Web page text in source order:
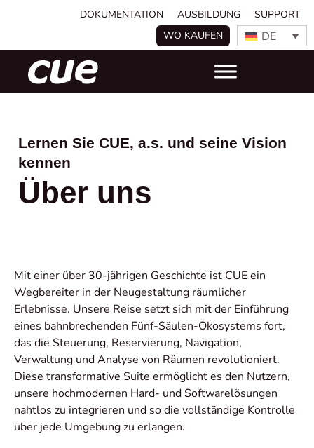
DOKUMENTATION AUSBILDUNG
SUPPORT
WO KAUFEN
DE
Lernen Sie CUE, a.s. und seine Vision
kennen
Über uns
Mit einer über 30-jährigen Geschichte ist CUE ein
Wegbereiter in der Neugestaltung räumlicher
Erlebnisse. Unsere Reise setzt sich mit der Einführung
eines bahnbrechenden Fünf-Säulen-Ökosystems fort,
das die Steuerung, Reservierung, Navigation,
Verwaltung und Analyse von Räumen revolutioniert.
Diese transformative Suite ermöglicht es den Nutzern,
unsere hochmodernen Hard- und Softwarelösungen
nahtlos zu integrieren und so die vollständige Kontrolle
über jede Umgebung zu erlangen.